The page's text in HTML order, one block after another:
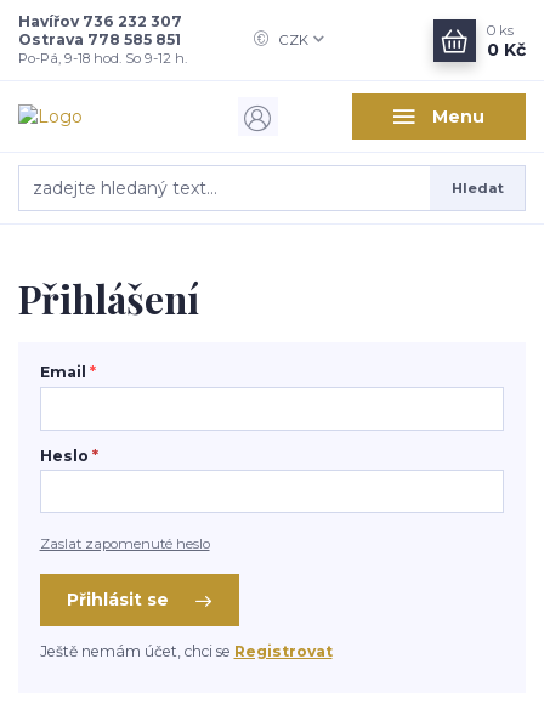
Menu
CZK
Hledat
Havířov 736 232 307
Ostrava 778 585 851
Po-Pá, 9-18 hod. So 9-12 h.
0 ks
0 Kč
Přihlášení
Email *
Heslo *
Zaslat zapomenuté heslo
Přihlásit se
Ještě nemám účet, chci se Registrovat